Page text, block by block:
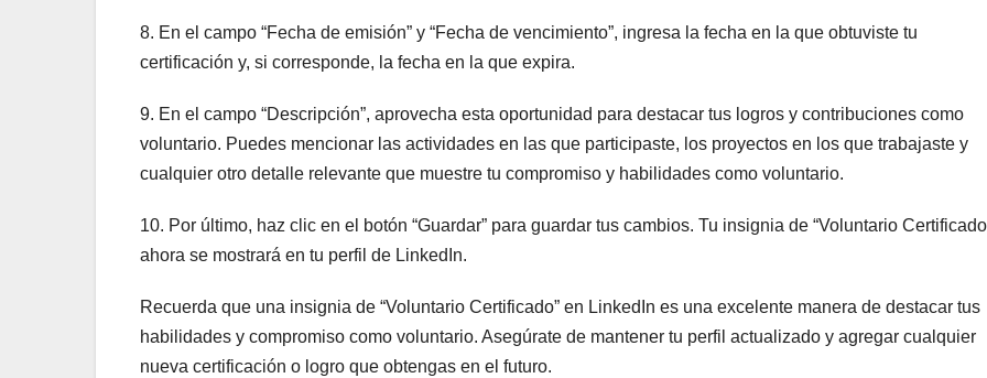
8. En el campo “Fecha de emisión” y “Fecha de vencimiento”, ingresa la fecha en la que obtuviste tu
certificación y, si corresponde, la fecha en la que expira.
9. En el campo “Descripción”, aprovecha esta oportunidad para destacar tus logros y contribuciones como
voluntario. Puedes mencionar las actividades en las que participaste, los proyectos en los que trabajaste y
cualquier otro detalle relevante que muestre tu compromiso y habilidades como voluntario.
10. Por último, haz clic en el botón “Guardar” para guardar tus cambios. Tu insignia de “Voluntario
ahora se mostrará en tu perfil de LinkedIn.
Recuerda que una insignia de “Voluntario Certificado” en LinkedIn es una excelente manera de destacar tus
habilidades y compromiso como voluntario. Asegúrate de mantener tu perfil actualizado y agregar cualquier
nueva certificación o logro que obtengas en el futuro.